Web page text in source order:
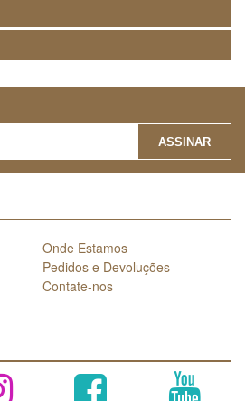
ASSINAR
Onde Estamos
Pedidos e Devoluções
Contate-nos